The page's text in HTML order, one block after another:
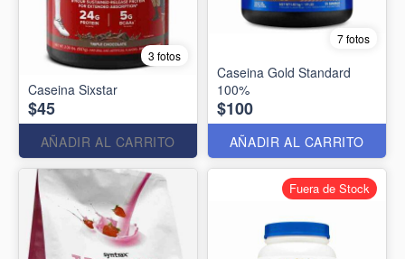
3 fotos
Caseina Sixstar
$45
AÑADIR AL CARRITO
7 fotos
Caseina Gold Standard
100%
$100
AÑADIR AL CARRITO
Fuera de Stock